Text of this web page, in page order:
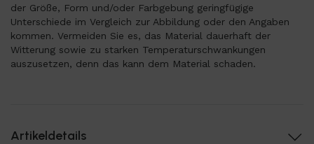
der Größe, Form und/oder Farbgebung geringfügige
Unterschiede im Vergleich zur Abbildung oder den Angaben
kommen. Vermeiden Sie es, das Material dauerhaft der
Witterung sowie zu starken Temperaturschwankungen
auszusetzen, denn das kann dem Material schaden.
Artikeldetails